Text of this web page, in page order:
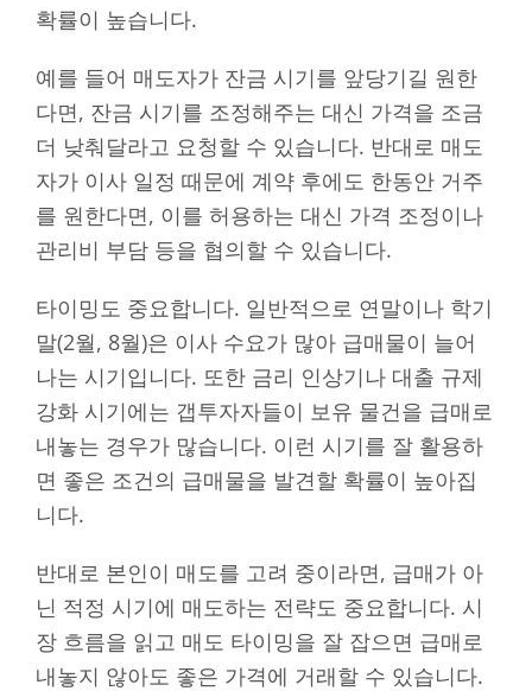
확률이 높습니다.
예를 들어 매도자가 잔금 시기를 앞당기길 원한
다면, 잔금 시기를 조정해주는 대신 가격을 조금
더 낮춰달라고 요청할 수 있습니다. 반대로 매도
자가 이사 일정 때문에 계약 후에도 한동안 거주
를 원한다면, 이를 허용하는 대신 가격 조정이나
관리비 부담 등을 협의할 수 있습니다.
타이밍도 중요합니다. 일반적으로 연말이나 학기
말(2월, 8월)은 이사 수요가 많아 급매물이 늘어
나는 시기입니다. 또한 금리 인상기나 대출 규제
강화 시기에는 갭투자자들이 보유 물건을 급매로
내놓는 경우가 많습니다. 이런 시기를 잘 활용하
면 좋은 조건의 급매물을 발견할 확률이 높아집
니다.
반대로 본인이 매도를 고려 중이라면, 급매가 아
닌 적정 시기에 매도하는 전략도 중요합니다. 시
장 흐름을 읽고 매도 타이밍을 잘 잡으면 급매로
내놓지 않아도 좋은 가격에 거래할 수 있습니다.